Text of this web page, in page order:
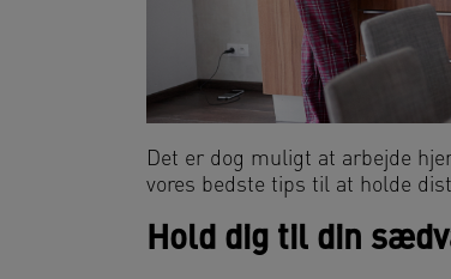
Det er dog muligt at arbejde
vores bedste tips til at holde
Hold dig til din